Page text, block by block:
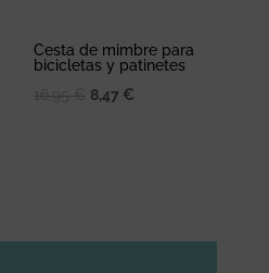
Cesta de mimbre para
bicicletas y patinetes
El
8,47 €